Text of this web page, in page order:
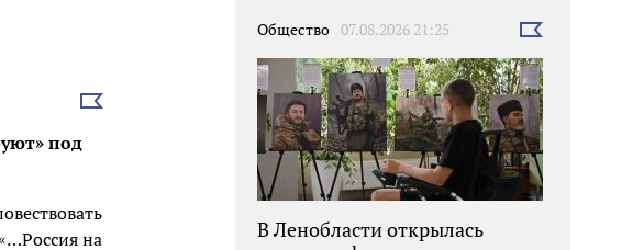
Выбрать
под
на
Общество 07.08.2026 21:25
Выбрать
В Ленобласти открылась